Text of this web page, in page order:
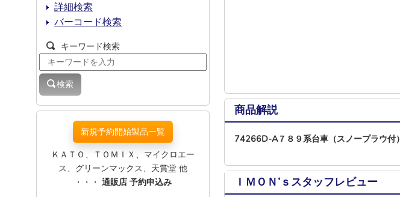
商品解説
74266D-A７８９系台車（スノープラウ付）
ＩＭＯＮ’ｓスタッフレビュー
詳細検索
バーコード検索
キーワード検索
検索
新規予約開始製品一覧
ＫＡＴＯ、ＴＯＭＩＸ、マイクロエー
ス、グリーンマックス、天賞堂 他
・・・ 通販店 予約申込み